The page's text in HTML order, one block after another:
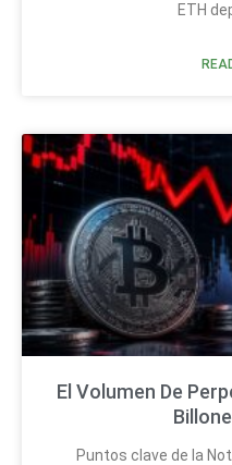
ETH
El Volumen De
Puntos clave de la